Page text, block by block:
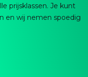
prijsklassen. Je kunt
en wij nemen spoedig